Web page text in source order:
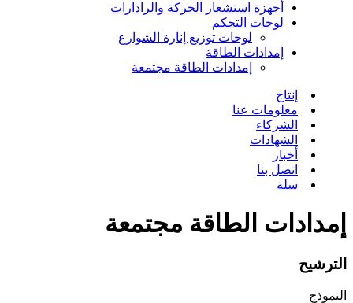
أجهزة استشعار الحركة والرادارات
لوحات التحكم
لوحات توزيع إنارة الشوارع
إمدادات الطاقة
إمدادات الطاقة مجتمعة
إنتاج
معلومات عنا
الشركاء
الشهادات
أخبار
اتصل بنا
سلة
إمدادات الطاقة مجتمعة
الترشيح
النموذج